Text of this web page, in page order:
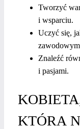
Tworzyć
i wsparciu.
Uczyć się,
Znaleźć
i pasjami.
KTÓRA